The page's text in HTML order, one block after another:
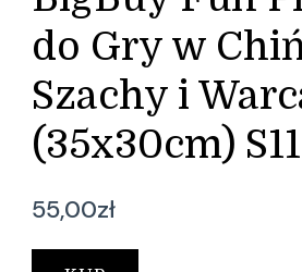
do Gry w
Szachy i
(35x30cm)
55,00zł